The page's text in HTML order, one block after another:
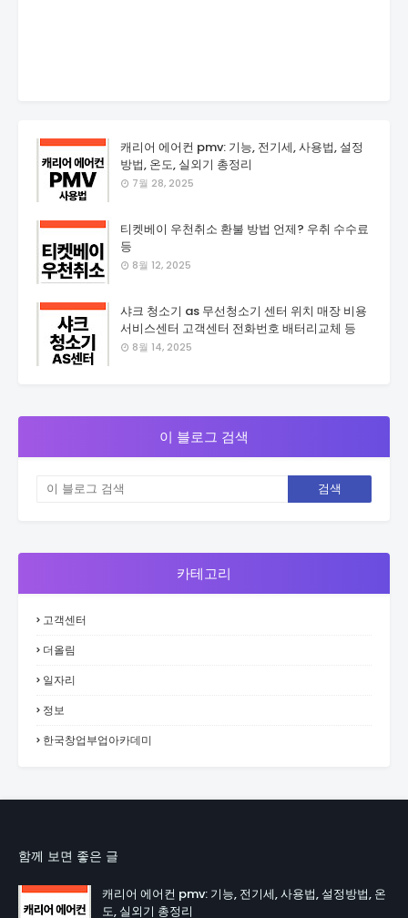
캐리어 에어컨 pmv: 기능, 전기세, 사용법, 설정
방법, 온도, 실외기 총정리
7월 28, 2025
티켓베이 우천취소 환불 방법 언제? 우취 수수료
등
8월 12, 2025
샤크 청소기 as 무선청소기 센터 위치 매장 비용
서비스센터 고객센터 전화번호 배터리교체 등
8월 14, 2025
이 블로그 검색
카테고리
고객센터
더올림
일자리
정보
한국창업부업아카데미
함께 보면 좋은 글
캐리어 에어컨 pmv: 기능, 전기세, 사용법, 설정방법, 온
도, 실외기 총정리